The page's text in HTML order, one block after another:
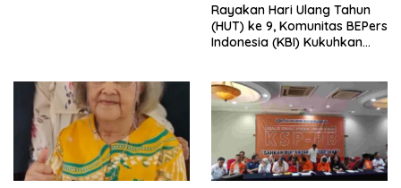
Rayakan Hari Ulang Tahun
(HUT) ke 9, Komunitas BEPers
Indonesia (KBI) Kukuhkan
Tema: “Penguatan dan
Pengembangan Organisasi
KBI yang Berbasis Riset di
seluruh Indonesia dan
Mancanegara”.